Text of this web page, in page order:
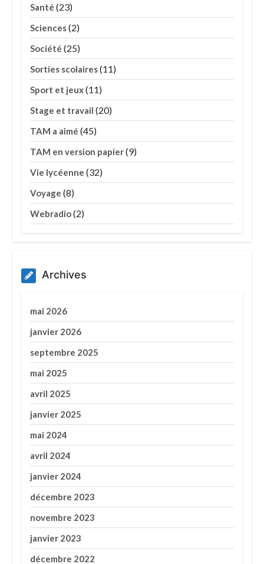
Santé (23)
Sciences(2)
Société (25)
Sorties scolaires(11)
Sport et jeux(11)
Stage et travail (20)
TAM a aimé (45)
TAM en version papier(9)
Vie lycéenne (32)
Voyage (8)
Webradio(2)
Archives
mai 2026
janvier 2026
septembre 2025
mai 2025
avril 2025
janvier 2025
mai 2024
avril 2024
janvier 2024
décembre 2023
novembre 2023
janvier 2023
décembre 2022